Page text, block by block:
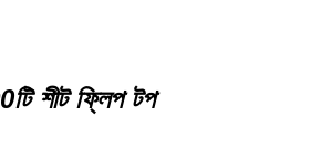
শীট ফ্লিপ টপ